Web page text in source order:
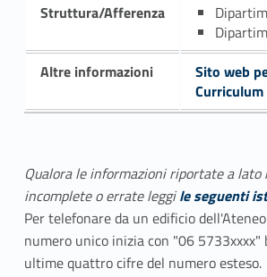
Struttura/Afferenza
Altre informazioni
Sito web
Curriculum
Qualora le informazioni riportate a
incomplete o errate leggile seguenti
Per telefonare da un edificio
numero unico inizia con "06 5733xxxx"
ultime quattro cifre del numero esteso.